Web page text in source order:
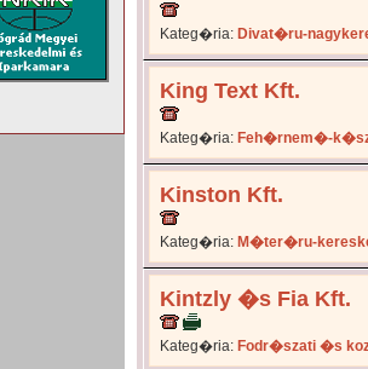
Kateg�ria: Divat�ru-
King Text Kft.
Kateg�ria: Feh�rnem�-
Kinston Kft.
Kateg�ria: M�ter�ru-
Kintzly �s Fia Kft.
Kateg�ria: Fodr�szati �s